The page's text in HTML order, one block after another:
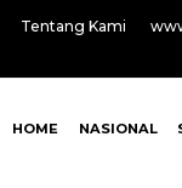
Tentang Kami
HOME NASIONAL